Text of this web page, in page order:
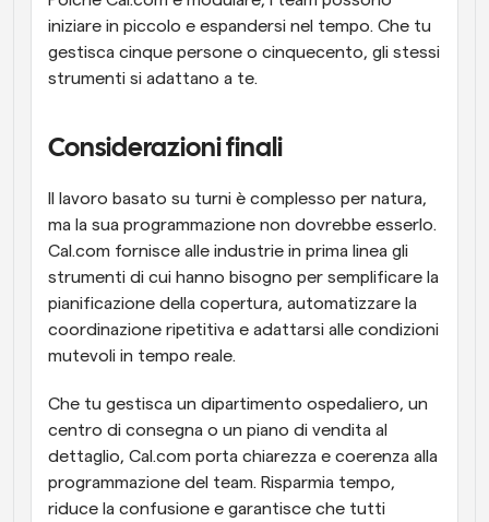
iniziare in piccolo e espandersi nel tempo. Che tu
gestisca cinque persone o cinquecento, gli stessi
strumenti si adattano a te.
Considerazioni finali
Il lavoro basato su turni è complesso per natura,
ma la sua programmazione non dovrebbe esserlo.
Cal.com fornisce alle industrie in prima linea gli
strumenti di cui hanno bisogno per semplificare la
pianificazione della copertura, automatizzare la
coordinazione ripetitiva e adattarsi alle condizioni
mutevoli in tempo reale.
Che tu gestisca un dipartimento ospedaliero, un
centro di consegna o un piano di vendita al
dettaglio, Cal.com porta chiarezza e coerenza alla
programmazione del team. Risparmia tempo,
riduce la confusione e garantisce che tutti